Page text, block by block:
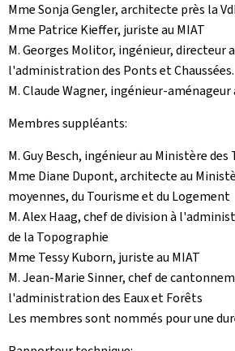
Mme Sonja Gengler, architecte près la
Mme Patrice Kieffer, juriste au MIAT
M. Georges Molitor, ingénieur, directeur
l'administration des Ponts et Chaussées.
M. Claude Wagner, ingénieur-aménageur
Membres suppléants:
M. Guy Besch, ingénieur au Ministère
Mme Diane Dupont, architecte au
moyennes, du Tourisme et du Logement
M. Alex Haag, chef de division à
de la Topographie
Mme Tessy Kuborn, juriste au MIAT
M. Jean-Marie Sinner, chef de
l'administration des Eaux et Forêts
Les membres sont nommés pour une